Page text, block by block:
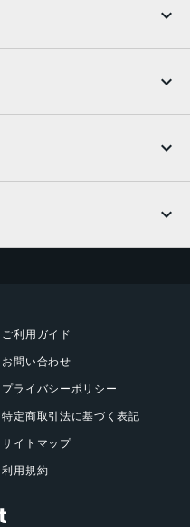
ご利用ガイド
お問い合わせ
プライバシーポリシー
特定商取引法に基づく表記
サイトマップ
利用規約